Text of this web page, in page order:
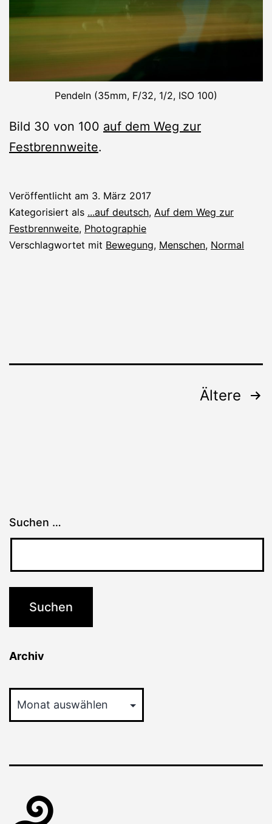
Pendeln (35mm, F/32, 1/2, ISO 100)
Bild 30 von 100 auf dem Weg zur
Festbrennweite.
Veröffentlicht am 3. März 2017
Kategorisiert als ...auf deutsch, Auf dem Weg zur
Festbrennweite, Photographie
Verschlagwortet mit Bewegung, Menschen, Normal
Seitennummerierung
Ältere
Suchen …
Archiv